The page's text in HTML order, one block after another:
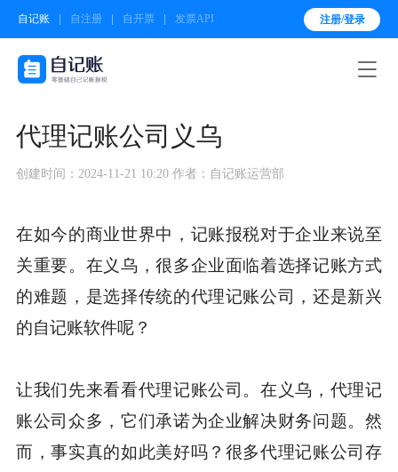
自记账 自注册 自开票 发票API 注册/登录

代理记账公司义乌
创建时间：2024-11-21 10:20 作者：自记账运营部
在如今的商业世界中，记账报税对于企业来说至
关重要。在义乌，很多企业面临着选择记账方式
的难题，是选择传统的代理记账公司，还是新兴
的自记账软件呢？
让我们先来看看代理记账公司。在义乌，代理记
账公司众多，它们承诺为企业解决财务问题。然
而，事实真的如此美好吗？很多代理记账公司存